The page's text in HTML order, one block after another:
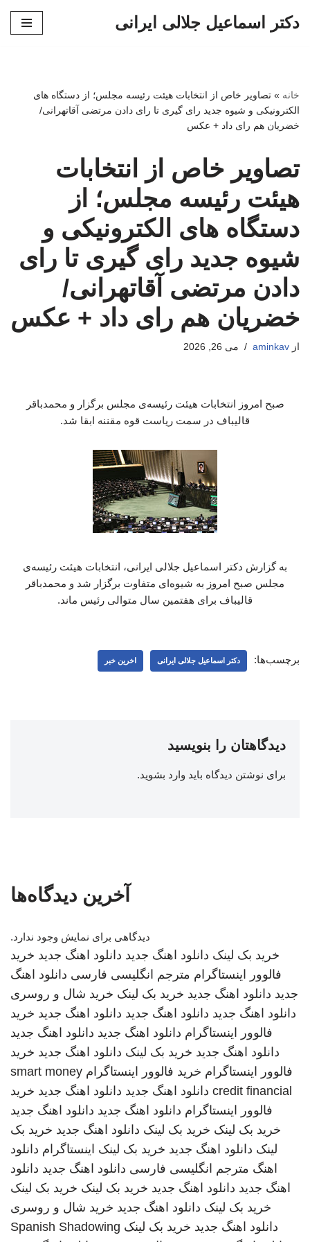
دکتر اسماعیل جلالی ایرانی
خانه » تصاویر خاص از انتخابات هیئت رئیسه مجلس؛ از دستگاه های
الکترونیکی و شیوه جدید رای گیری تا رای دادن مرتضی آقاتهرانی/
خضریان هم رای داد + عکس
تصاویر خاص از انتخابات
هیئت رئیسه مجلس؛ از
دستگاه های الکترونیکی و
شیوه جدید رای گیری تا رای
دادن مرتضی آقاتهرانی/
خضریان هم رای داد + عکس
از aminkav می 26, 2026
صبح امروز انتخابات هیئت رئیسه‌ی مجلس برگزار و محمدباقر
قالیباف در سمت ریاست قوه مقننه ابقا شد.
به گزارش دکتر اسماعیل جلالی ایرانی، انتخابات هیئت رئیسه‌ی
مجلس صبح امروز به شیوه‌ای متفاوت برگزار شد و محمدباقر
قالیباف برای هفتمین سال متوالی رئیس ماند.
برچسب‌ها: دکتر اسماعیل جلالی ایرانی اخرین خبر
دیدگاهتان را بنویسید
برای نوشتن دیدگاه باید وارد بشوید.
آخرین دیدگاه‌ها
دیدگاهی برای نمایش وجود ندارد.
خرید بک لینک دانلود اهنگ جدید دانلود اهنگ جدید خرید
فالوور اینستاگرام مترجم انگلیسی فارسی دانلود اهنگ
جدید دانلود اهنگ جدید خرید بک لینک خرید شال و روسری
دانلود اهنگ جدید دانلود اهنگ جدید دانلود اهنگ جدید خرید
فالوور اینستاگرام دانلود اهنگ جدید دانلود اهنگ جدید
دانلود اهنگ جدید خرید بک لینک دانلود اهنگ جدید خرید
فالوور اینستاگرام خرید فالوور اینستاگرام smart money
credit financial دانلود اهنگ جدید دانلود اهنگ جدید خرید
فالوور اینستاگرام دانلود اهنگ جدید دانلود اهنگ جدید
خرید بک لینک خرید بک لینک دانلود اهنگ جدید خرید بک
لینک دانلود اهنگ جدید خرید بک لینک اینستاگرام دانلود
اهنگ مترجم انگلیسی فارسی دانلود اهنگ جدید دانلود
اهنگ جدید دانلود اهنگ جدید خرید بک لینک خرید بک لینک
خرید بک لینک دانلود اهنگ جدید خرید شال و روسری
دانلود اهنگ جدید خرید بک لینک Spanish Shadowing